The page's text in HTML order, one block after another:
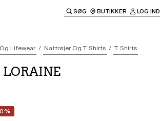
hovednavigationen.
SØG BUTIKKER LOG IND
Lifewear Nattrøjer Og T-Shirts T-Shirts